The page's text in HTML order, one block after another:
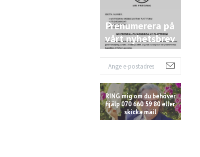
Prenumerera på
vårt nyhetsbrev
RING mig om du behöver
hjälp 070 660 59 80 eller
skicka mail